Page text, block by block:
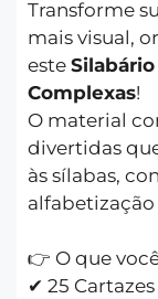
Transforme
mais visual,
este
Complexas!
O material
divertidas
às sílabas,
👉 O que
✔ 25